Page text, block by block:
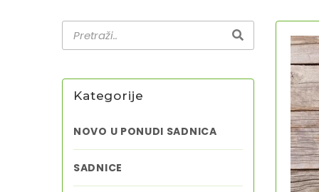
Kategorije
NOVO U PONUDI SADNICA
SADNICE